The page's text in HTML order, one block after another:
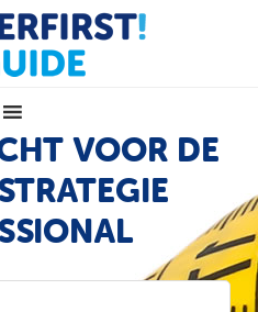
VOOR DE